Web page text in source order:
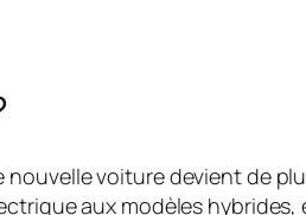
voiture devient de
aux modèles